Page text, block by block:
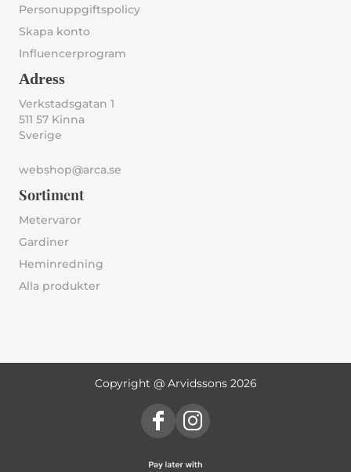
Personuppgiftspolicy
Skapa konto
Influencerprogram
Adress
Verkstadsgatan 1
511 57 Kinna
Sverige
webshop@arca.se
Sortiment
Metervaror
Gardiner
Heminredning
Alla produkter
Copyright @ Arvidssons 2026